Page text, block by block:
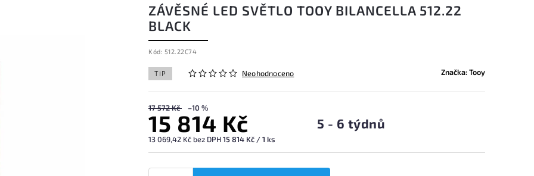
ZÁVĚSNÉ LED SVĚTLO TOOY BILANCELLA 512.22
BLACK
Kód: 512.22C74
TIP Neohodnoceno Značka:Tooy
17 572 Kč –10 %
15 814 Kč
13 069,42 Kč bez DPH15 814 Kč / 1 ks
5 - 6 týdnů